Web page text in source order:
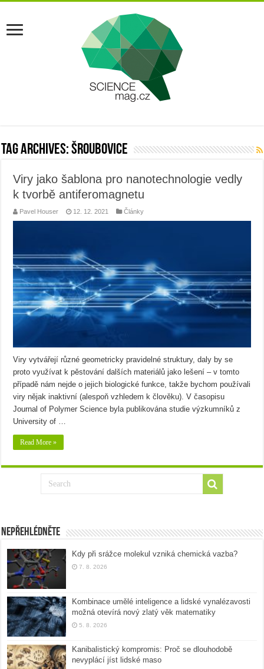
Tag Archives:šroubovice
Viry jako šablona pro nanotechnologie vedly
k tvorbě antiferomagnetu
Pavel Houser 12. 12. 2021 Články
Viry vytvářejí různé geometricky pravidelné struktury, daly by se
proto využívat k pěstování dalších materiálů jako lešení – v tomto
případě nám nejde o jejich biologické funkce, takže bychom používali
viry nějak inaktivní (alespoň vzhledem k člověku). V časopisu
Journal of Polymer Science byla publikována studie výzkumníků z
University of …
Read More »
Nepřehlédněte
Kdy při srážce molekul vzniká chemická vazba?
7. 8. 2026
Kombinace umělé inteligence a lidské vynalézavosti
možná otevírá nový zlatý věk matematiky
5. 8. 2026
Kanibalistický kompromis: Proč se dlouhodobě
nevyplácí jíst lidské maso